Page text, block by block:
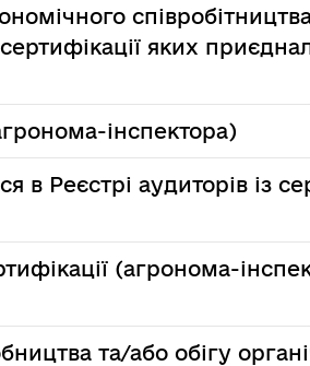
яких
інспектора)
в Реєстрі аудиторів із
(агронома-
та/або обігу